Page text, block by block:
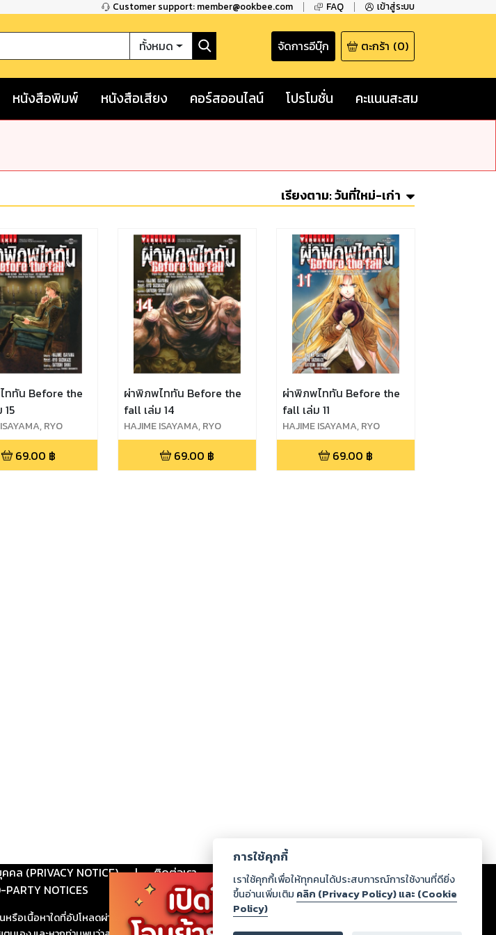
Customer support: member@ookbee.com FAQ เข้าสู่ระบบ
ทั้งหมด จัดการอีบุ๊ก ตะกร้า (0)
หนังสือพิมพ์ หนังสือเสียง คอร์สออนไลน์ โปรโมชั่น คะแนนสะสม
เรียงตาม:วันที่ใหม่-เก่า
ททัน Before the
RYO
SATOSHI SHIKI
69.00 ฿
ผ่าพิภพไททัน Before the
fall เล่ม 14
HAJIME ISAYAMA, RYO
SUZUKAZE, SATOSHI SHIKI
69.00 ฿
ผ่าพิภพไททัน Before the
fall เล่ม 11
HAJIME ISAYAMA, RYO
SUZUKAZE, SATOSHI SHIKI
69.00 ฿
ล (PRIVACY NOTICE) | ติดต่อเรา ร่วมงานกับเรา ดาวน์โหลด
PARTY NOTICES
อเนื้อหาใดที่อัปโหลดผ่านเว็บไซต์และปรากฏว่าละเมิดสิทธิในทรัพย์สินทางปัญญาของบุคคลอื่นหรือ
การใช้คุกกี้
เราใช้คุกกี้เพื่อให้ทุกคนได้ประสบการณ์การใช้งานที่ดียิ่ง
ขึ้นอ่านเพิ่มเติม คลิก (Privacy Policy) และ (Cookie
Policy)